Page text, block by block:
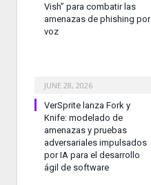
Vish” para combatir las
amenazas de phishing por
voz
JUNE 28, 2026
VerSprite lanza Fork y
Knife: modelado de
amenazas y pruebas
adversariales impulsados
por IA para el desarrollo
ágil de software